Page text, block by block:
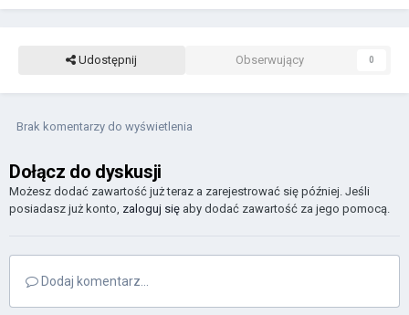
Udostępnij Obserwujący 0
Brak komentarzy do wyświetlenia
Dołącz do dyskusji
Możesz dodać zawartość już teraz a zarejestrować się później. Jeśli
posiadasz już konto, zaloguj się aby dodać zawartość za jego pomocą.
Dodaj komentarz...